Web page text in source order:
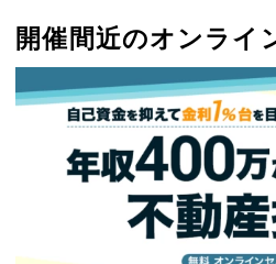
開催間近のオンライ